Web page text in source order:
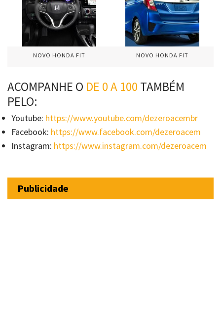
NOVO HONDA FIT NOVO HONDA FIT
ACOMPANHE O DE 0 A 100TAMBÉM
PELO:
Youtube: https://www.youtube.com/dezeroacembr
Facebook: https://www.facebook.com/dezeroacem
Instagram: https://www.instagram.com/dezeroacem
Publicidade